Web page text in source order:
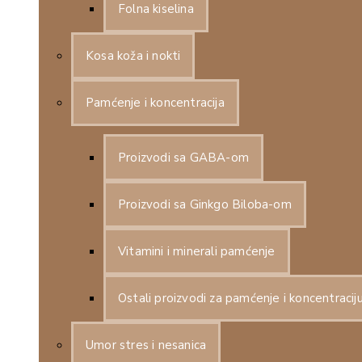
Folna kiselina
Kosa koža i nokti
Pamćenje i koncentracija
Proizvodi sa GABA-om
Proizvodi sa Ginkgo Biloba-om
Vitamini i minerali pamćenje
Ostali proizvodi za pamćenje i
Umor stres i nesanica